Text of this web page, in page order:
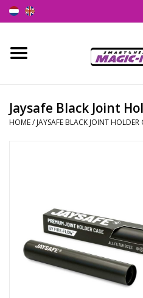
Home
Smartshop
Health Supplies
Psychedelic
Jaysafe Black Joint
HOME/ JAYSAFE BLACK JOINT HOLDER